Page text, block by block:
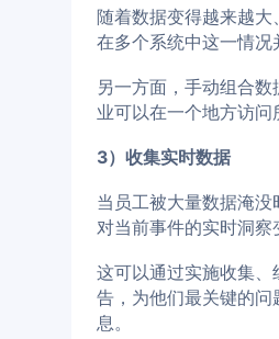
随着数据变得越来越
在多个系统中这一情
另一方面，手动组合
业可以在一个地方访
3）收集实时数据
当员工被大量数据淹
对当前事件的实时洞
这可以通过实施收集
告，为他们最关键的
息。